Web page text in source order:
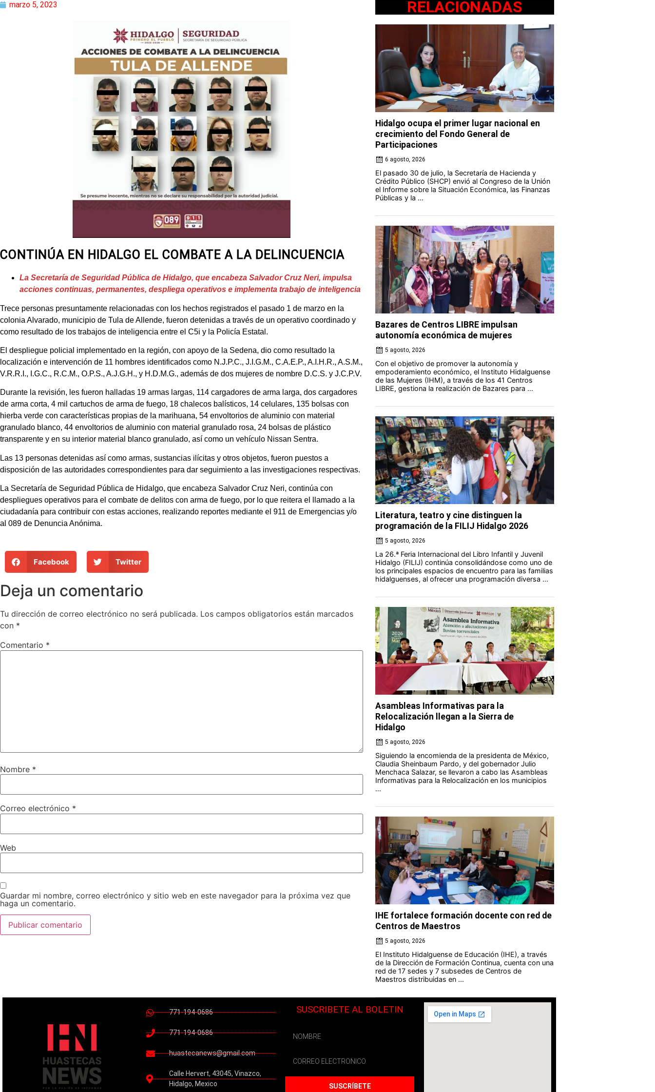
marzo 5, 2023
CONTINÚA EN HIDALGO EL COMBATE A LA DELINCUENCIA
La Secretaría de Seguridad Pública de Hidalgo, que encabeza Salvador Cruz Neri, impulsa
acciones continuas, permanentes, despliega operativos e implementa trabajo de inteligencia
Trece personas presuntamente relacionadas con los hechos registrados el pasado 1 de marzo en la
colonia Alvarado, municipio de Tula de Allende, fueron detenidas a través de un operativo coordinado y
como resultado de los trabajos de inteligencia entre el C5i y la Policía Estatal.
El despliegue policial implementado en la región, con apoyo de la Sedena, dio como resultado la
localización e intervención de 11 hombres identificados como N.J.P.C., J.I.G.M., C.A.E.P., A.I.H.R., A.S.M.,
V.R.R.I., I.G.C., R.C.M., O.P.S., A.J.G.H., y H.D.M.G., además de dos mujeres de nombre D.C.S. y J.C.P.V.
Durante la revisión, les fueron halladas 19 armas largas, 114 cargadores de arma larga, dos cargadores
de arma corta, 4 mil cartuchos de arma de fuego, 18 chalecos balísticos, 14 celulares, 135 bolsas con
hierba verde con características propias de la marihuana, 54 envoltorios de aluminio con material
granulado blanco, 44 envoltorios de aluminio con material granulado rosa, 24 bolsas de plástico
transparente y en su interior material blanco granulado, así como un vehículo Nissan Sentra.
Las 13 personas detenidas así como armas, sustancias ilícitas y otros objetos, fueron puestos a
disposición de las autoridades correspondientes para dar seguimiento a las investigaciones respectivas.
La Secretaría de Seguridad Pública de Hidalgo, que encabeza Salvador Cruz Neri, continúa con
despliegues operativos para el combate de delitos con arma de fuego, por lo que reitera el llamado a la
ciudadanía para contribuir con estas acciones, realizando reportes mediante el 911 de Emergencias y/o
al 089 de Denuncia Anónima.
Facebook Twitter
Deja un comentario
Tu dirección de correo electrónico no será publicada. Los campos obligatorios están marcados
con *
Comentario *
Nombre *
Correo electrónico *
Web
Guardar mi nombre, correo electrónico y sitio web en este navegador para la próxima vez que
haga un comentario.
RELACIONADAS
Hidalgo ocupa el primer lugar nacional en
crecimiento del Fondo General de
Participaciones
6 agosto, 2026
El pasado 30 de julio, la Secretaría de Hacienda y
Crédito Público (SHCP) envió al Congreso de la Unión
el Informe sobre la Situación Económica, las Finanzas
Públicas y la ...
Bazares de Centros LIBRE impulsan
autonomía económica de mujeres
5 agosto, 2026
Con el objetivo de promover la autonomía y
empoderamiento económico, el Instituto Hidalguense
de las Mujeres (IHM), a través de los 41 Centros
LIBRE, gestiona la realización de Bazares para ...
Literatura, teatro y cine distinguen la
programación de la FILIJ Hidalgo 2026
5 agosto, 2026
La 26.ª Feria Internacional del Libro Infantil y Juvenil
Hidalgo (FILIJ) continúa consolidándose como uno de
los principales espacios de encuentro para las familias
hidalguenses, al ofrecer una programación diversa ...
Asambleas Informativas para la
Relocalización llegan a la Sierra de
Hidalgo
5 agosto, 2026
Siguiendo la encomienda de la presidenta de México,
Claudia Sheinbaum Pardo, y del gobernador Julio
Menchaca Salazar, se llevaron a cabo las Asambleas
Informativas para la Relocalización en los municipios
...
IHE fortalece formación docente con red de
Centros de Maestros
5 agosto, 2026
El Instituto Hidalguense de Educación (IHE), a través
de la Dirección de Formación Continua, cuenta con una
red de 17 sedes y 7 subsedes de Centros de
Maestros distribuidas en ...
771-194-0686
771-194-0686
huastecanews@gmail.com
Calle Hervert, 43045, Vinazco,
Hidalgo, Mexico
SUSCRIBETE AL BOLETIN
SUSCRÍBETE